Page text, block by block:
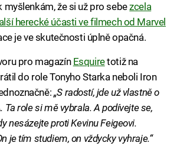
myšlenkám, že si už pro sebezcela
herecké účasti ve filmech od Marvel
je ve skutečnosti úplně opačná.
pro magazín Esquiretotiž na
do role Tonyho Starka neboli Iron
„S radostí, jde už vlastně o
role si mě vybrala. A podívejte se,
nesázejte proti Kevinu Feigeovi.
je tím studiem, on vždycky vyhraje.“